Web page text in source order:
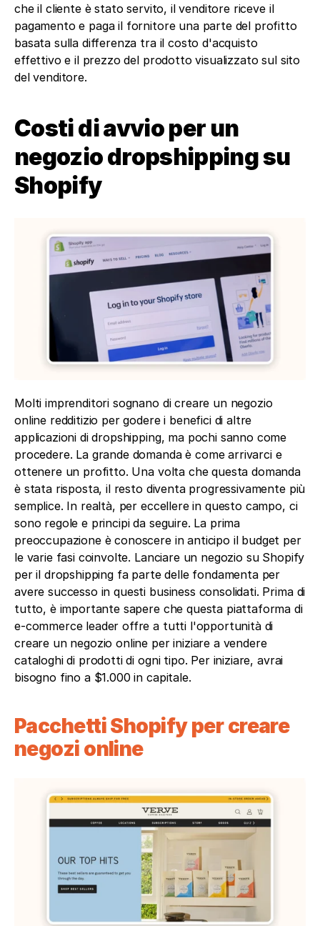
che il cliente è stato servito, il venditore riceve il
pagamento e paga il fornitore una parte del profitto
basata sulla differenza tra il costo d'acquisto
effettivo e il prezzo del prodotto visualizzato sul sito
del venditore.
Costi di avvio per un
negozio dropshipping su
Shopify
Molti imprenditori sognano di creare un negozio
online redditizio per godere i benefici di altre
applicazioni di dropshipping, ma pochi sanno come
procedere. La grande domanda è come arrivarci e
ottenere un profitto. Una volta che questa domanda
è stata risposta, il resto diventa progressivamente più
semplice. In realtà, per eccellere in questo campo, ci
sono regole e principi da seguire. La prima
preoccupazione è conoscere in anticipo il budget per
le varie fasi coinvolte. Lanciare un negozio su Shopify
per il dropshipping fa parte delle fondamenta per
avere successo in questi business consolidati. Prima di
tutto, è importante sapere che questa piattaforma di
e-commerce leader offre a tutti l'opportunità di
creare un negozio online per iniziare a vendere
cataloghi di prodotti di ogni tipo. Per iniziare, avrai
bisogno fino a $1.000 in capitale.
Pacchetti Shopify per creare
negozi online